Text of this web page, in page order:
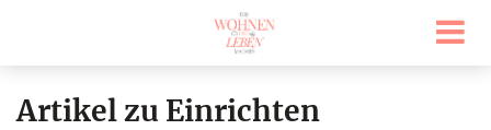
Artikel zu Einrichten